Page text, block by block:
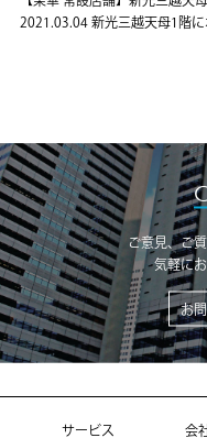
2021.03.04 新光三越天母1階に
ご意見、ご
気軽に
お
サービス 会